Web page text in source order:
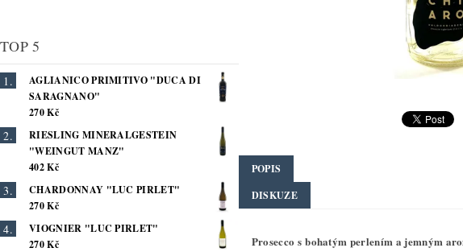
TOP 5
AGLIANICO PRIMITIVO "DUCA DI
SARAGNANO"
270 Kč
RIESLING MINERALGESTEIN
"WEINGUT MANZ"
402 Kč
CHARDONNAY "LUC PIRLET"
270 Kč
VIOGNIER "LUC PIRLET"
270 Kč
POPIS
DISKUZE
Prosecco s bohatým perlením a jemným